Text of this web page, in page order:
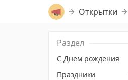
Открытки
Раздел
С Днем рождения
Праздники